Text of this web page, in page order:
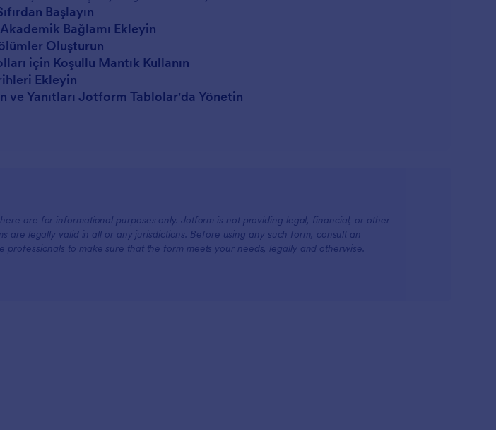
Başlayın
Bağlamı Ekleyin
Oluşturun
için Koşullu Mantık Kullanın
Ekleyin
ve Yanıtları Jotform Tablolar'da Yönetin
are for informational purposes only. Jotform is not providing legal, financial, or other
are legally valid in all or any jurisdictions. Before using any such form, consult an
professionals to make sure that the form meets your needs, legally and otherwise.